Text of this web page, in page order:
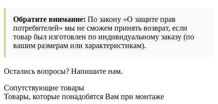
Обратите внимание: По закону «О защите прав
потребителей» мы не сможем принять возврат, если
товар был изготовлен по индивидуальному заказу (по
вашим размерам или характеристикам).
Остались вопросы? Напишите нам.
Сопутствующие товары
Товары, которые понадобятся Вам при монтаже